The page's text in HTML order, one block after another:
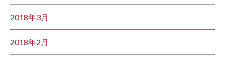
2018年3月
2018年2月